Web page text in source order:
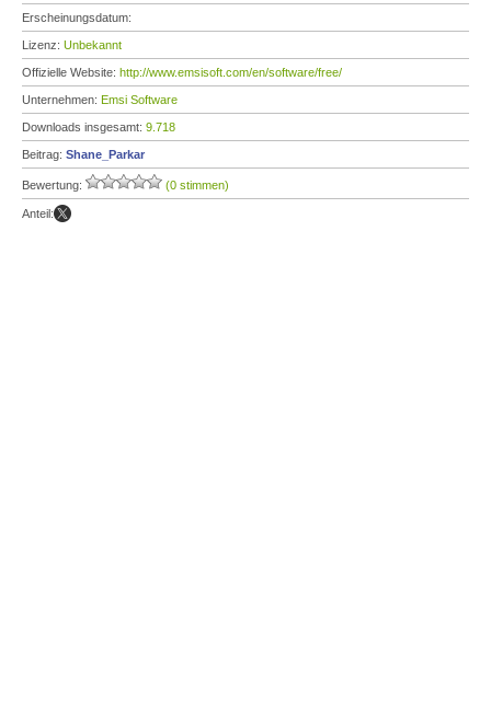
Erscheinungsdatum:
Lizenz: Unbekannt
Offizielle Website: http://www.emsisoft.com/en/software/free/
Unternehmen: Emsi Software
Downloads insgesamt: 9.718
Beitrag: Shane_Parkar
Bewertung: (0 stimmen)
Anteil: